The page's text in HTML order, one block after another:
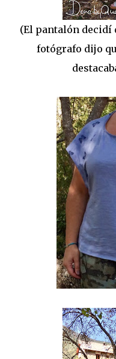
(El pantalón decidí
fotógrafo dijo